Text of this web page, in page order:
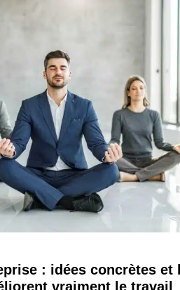
: idées concrètes et
vraiment le travail